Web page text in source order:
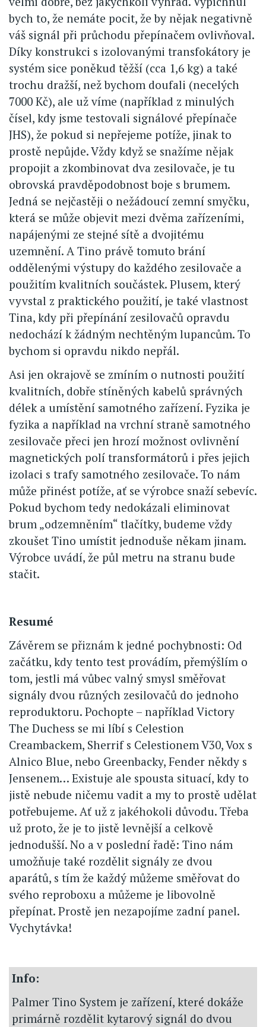
bych to, že nemáte pocit, že by nějak negativně
váš signál při průchodu přepínačem ovlivňoval.
Díky konstrukci s izolovanými transfokátory je
systém sice poněkud těžší (cca 1,6 kg) a také
trochu dražší, než bychom doufali (necelých
7000 Kč), ale už víme (například z minulých
čísel, kdy jsme testovali signálové přepínače
JHS), že pokud si nepřejeme potíže, jinak to
prostě nepůjde. Vždy když se snažíme nějak
propojit a zkombinovat dva zesilovače, je tu
obrovská pravděpodobnost boje s brumem.
Jedná se nejčastěji o nežádoucí zemní smyčku,
která se může objevit mezi dvěma zařízeními,
napájenými ze stejné sítě a dvojitému
uzemnění. A Tino právě tomuto brání
oddělenými výstupy do každého zesilovače a
použitím kvalitních součástek. Plusem, který
vyvstal z praktického použití, je také vlastnost
Tina, kdy při přepínání zesilovačů opravdu
nedochází k žádným nechtěným lupancům. To
bychom si opravdu nikdo nepřál.
Asi jen okrajově se zmíním o nutnosti použití
kvalitních, dobře stíněných kabelů správných
délek a umístění samotného zařízení. Fyzika je
fyzika a například na vrchní straně samotného
zesilovače přeci jen hrozí možnost ovlivnění
magnetických polí transformátorů i přes jejich
izolaci s trafy samotného zesilovače. To nám
může přinést potíže, ať se výrobce snaží sebevíc.
Pokud bychom tedy nedokázali eliminovat
brum „odzemněním“ tlačítky, budeme vždy
zkoušet Tino umístit jednoduše někam jinam.
Výrobce uvádí, že půl metru na stranu bude
stačit.
Resumé
Závěrem se přiznám k jedné pochybnosti: Od
začátku, kdy tento test provádím, přemýšlím o
tom, jestli má vůbec valný smysl směřovat
signály dvou různých zesilovačů do jednoho
reproduktoru. Pochopte – například Victory
The Duchess se mi líbí s Celestion
Creambackem, Sherrif s Celestionem V30, Vox s
Alnico Blue, nebo Greenbacky, Fender někdy s
Jensenem… Existuje ale spousta situací, kdy to
jistě nebude ničemu vadit a my to prostě udělat
potřebujeme. Ať už z jakéhokoli důvodu. Třeba
už proto, že je to jistě levnější a celkově
jednodušší. No a v poslední řadě: Tino nám
umožňuje také rozdělit signály ze dvou
aparátů, s tím že každý můžeme směřovat do
svého reproboxu a můžeme je libovolně
přepínat. Prostě jen nezapojíme zadní panel.
Vychytávka!
Info:
Palmer Tino System je zařízení, které dokáže
primárně rozdělit kytarový signál do dvou